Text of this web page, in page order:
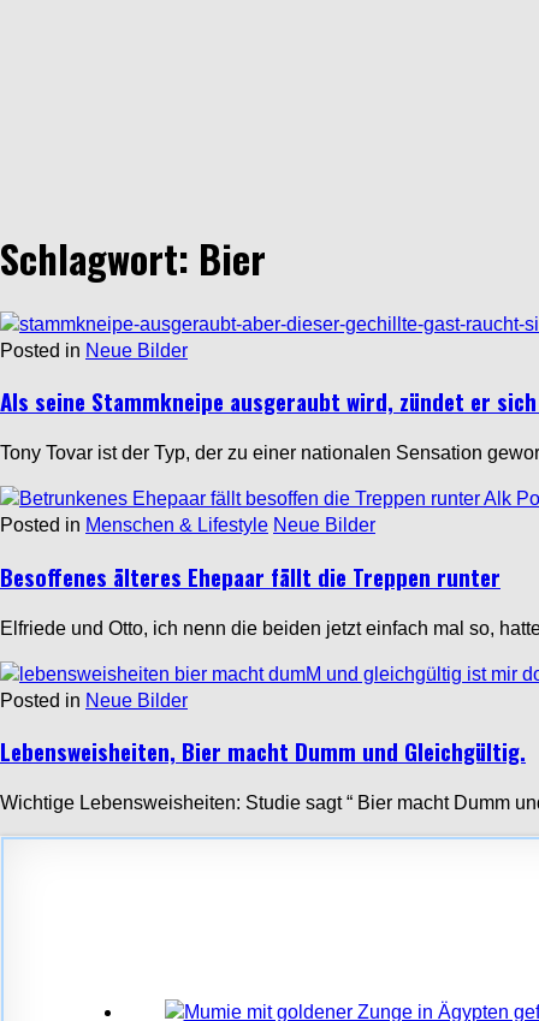
Schlagwort: Bier
Posted in Neue Bilder
Als seine Stammkneipe ausgeraubt wird, zündet er
Tony Tovar ist der Typ, der zu einer nationalen Sensation
Posted in Menschen & Lifestyle Neue Bilder
Besoffenes älteres Ehepaar fällt die Treppen runter
Elfriede und Otto, ich nenn die beiden jetzt einfach mal so,
Posted in Neue Bilder
Lebensweisheiten, Bier macht Dumm und Gleichgültig.
Wichtige Lebensweisheiten: Studie sagt “ Bier macht Dumm